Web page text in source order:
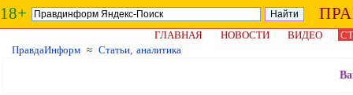
18+
ГЛАВНАЯ НОВОСТИ ВИДЕО
ПравдаИнформ ≈ Статьи, аналитика